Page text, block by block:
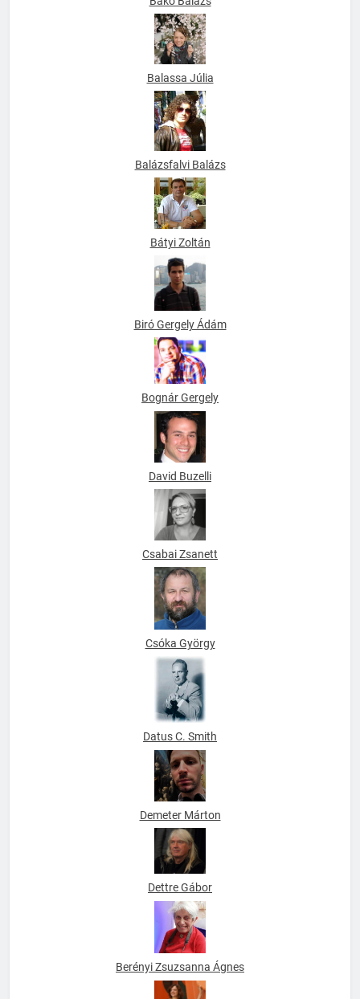
Balassa Júlia
Balázsfalvi Balázs
Bátyi Zoltán
Biró Gergely Ádám
Bognár Gergely
David Buzelli
Csabai Zsanett
Csóka György
Datus C. Smith
Demeter Márton
Dettre Gábor
Berényi Zsuzsanna Ágnes